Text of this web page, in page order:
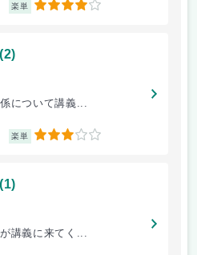
楽単 4
について講義...
楽単 3
講義に来てく...